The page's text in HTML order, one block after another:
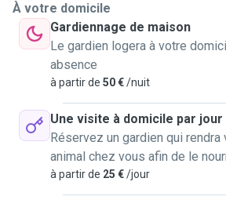
À votre domicile
Gardiennage de maison
Le gardien logera à votre
absence
à partir de 50 €/nuit
Une visite à domicile par jour
Réservez un gardien qui
animal chez vous afin de le
à partir de 25 €/jour